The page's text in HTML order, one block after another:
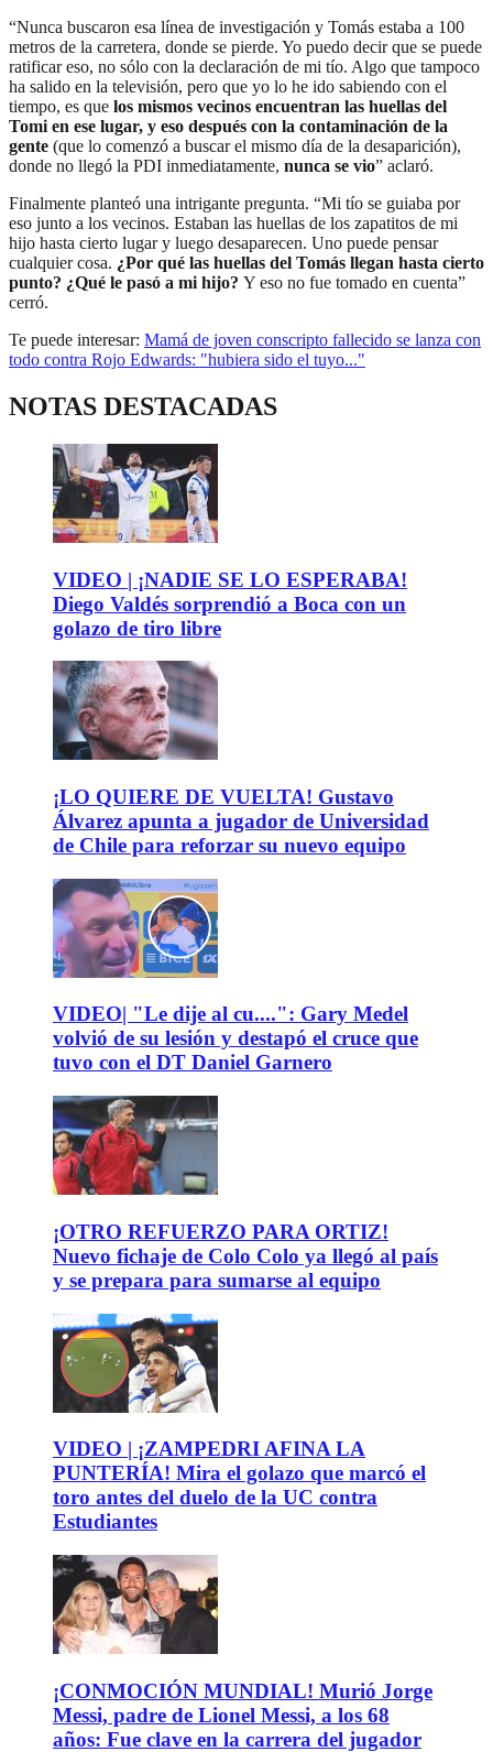
“Nunca buscaron esa línea de investigación y Tomás estaba a 100
metros de la carretera, donde se pierde. Yo puedo decir que se puede
ratificar eso, no sólo con la declaración de mi tío. Algo que tampoco
ha salido en la televisión, pero que yo lo he ido sabiendo con el
tiempo, es que los mismos vecinos encuentran las huellas del
Tomi en ese lugar, y eso después con la contaminación de la
gente (que lo comenzó a buscar el mismo día de la desaparición),
donde no llegó la PDI inmediatamente, nunca se vio” aclaró.
Finalmente planteó una intrigante pregunta. “Mi tío se guiaba por
eso junto a los vecinos. Estaban las huellas de los zapatitos de mi
hijo hasta cierto lugar y luego desaparecen. Uno puede pensar
cualquier cosa. ¿Por qué las huellas del Tomás llegan hasta cierto
punto? ¿Qué le pasó a mi hijo? Y eso no fue tomado en cuenta”
cerró.
Te puede interesar: Mamá de joven conscripto fallecido se lanza con
todo contra Rojo Edwards: "hubiera sido el tuyo..."
NOTAS DESTACADAS
VIDEO | ¡NADIE SE LO ESPERABA!
Diego Valdés sorprendió a Boca con un
golazo de tiro libre
¡LO QUIERE DE VUELTA! Gustavo
Álvarez apunta a jugador de Universidad
de Chile para reforzar su nuevo equipo
VIDEO| "Le dije al cu....": Gary Medel
volvió de su lesión y destapó el cruce que
tuvo con el DT Daniel Garnero
¡OTRO REFUERZO PARA ORTIZ!
Nuevo fichaje de Colo Colo ya llegó al país
y se prepara para sumarse al equipo
VIDEO | ¡ZAMPEDRI AFINA LA
PUNTERÍA! Mira el golazo que marcó el
toro antes del duelo de la UC contra
Estudiantes
¡CONMOCIÓN MUNDIAL! Murió Jorge
Messi, padre de Lionel Messi, a los 68
años: Fue clave en la carrera del jugador